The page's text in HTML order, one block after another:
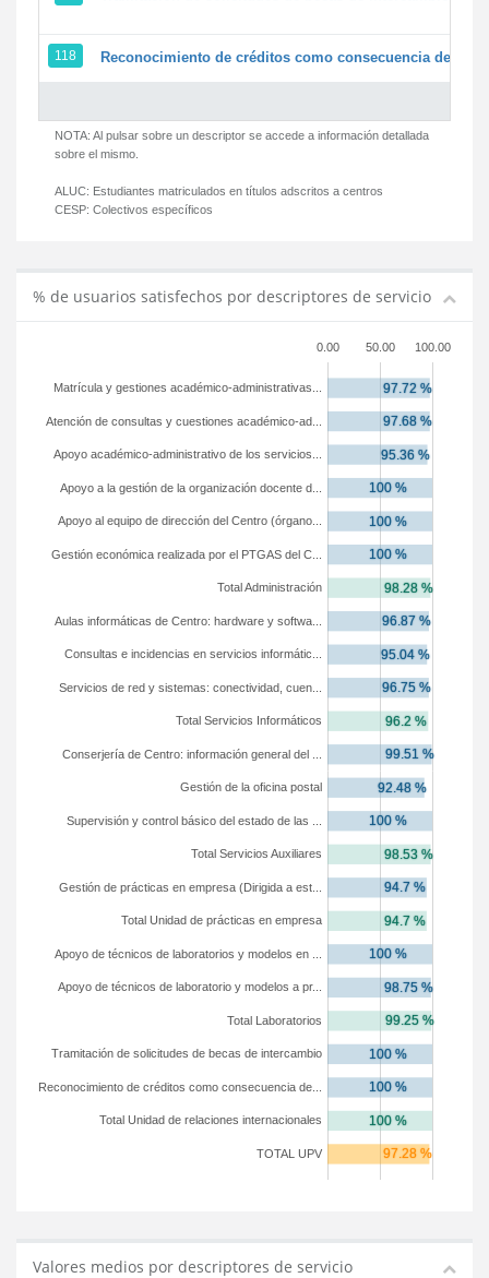
118 Reconocimiento de créditos como consecuencia de un
NOTA: Al pulsar sobre un descriptor se accede a información detallada
sobre el mismo.
ALUC: Estudiantes matriculados en títulos adscritos a centros
CESP: Colectivos específicos
% de usuarios satisfechos por descriptores de servicio
0.00 50.00 100.00
TOTAL UPV
Total Unidad de relaciones internacionales
Reconocimiento de créditos como consecuencia de...
Tramitación de solicitudes de becas de intercambio
Total Laboratorios
Apoyo de técnicos de laboratorio y modelos a pr...
Apoyo de técnicos de laboratorios y modelos en ...
Total Unidad de prácticas en empresa
Gestión de prácticas en empresa (Dirigida a est...
Total Servicios Auxiliares
Supervisión y control básico del estado de las ...
Gestión de la oficina postal
Conserjería de Centro: información general del ...
Total Servicios Informáticos
Servicios de red y sistemas: conectividad, cuen...
Consultas e incidencias en servicios informátic...
Aulas informáticas de Centro: hardware y softwa...
Total Administración
Gestión económica realizada por el PTGAS del C...
Apoyo al equipo de dirección del Centro (órgano...
Apoyo a la gestión de la organización docente d...
Apoyo académico-administrativo de los servicios...
Atención de consultas y cuestiones académico-ad...
Matrícula y gestiones académico-administrativas...
Valores medios por descriptores de servicio